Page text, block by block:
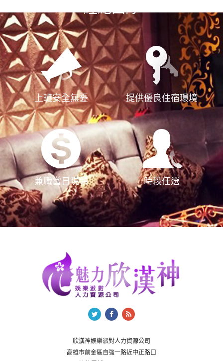
經紀團隊
上班安全無憂 提供優良住宿環境
兼職當日現領 時段任選
欣漢神娛樂派對人力資源公司
高雄市前金區自強一路近中正路口